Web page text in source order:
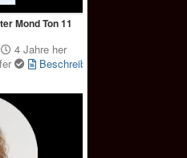
Mond Ton 11
4 Jahre her
Beschreibung